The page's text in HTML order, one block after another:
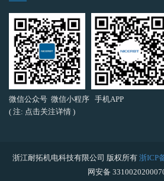
微信公众号 微信小程序 手机APP
( 注: 点击关注详情 )
浙江耐拓机电科技有限公司 版权所有 浙ICP
网安备